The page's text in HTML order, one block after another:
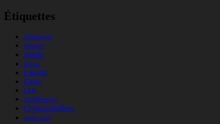
Étiquettes
Allemagne
Annonce
Apple
botnet
Canada
Chine
CIA
conférence
Crypto.québec
crypto party